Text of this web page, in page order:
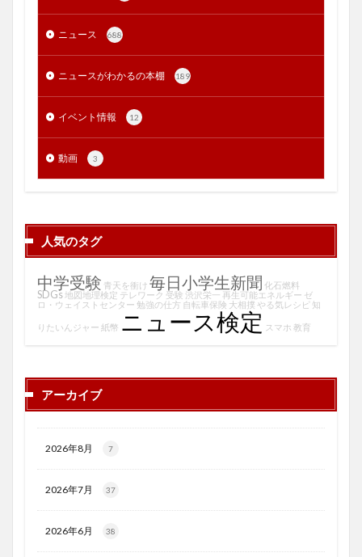
ニュース 688
ニュースがわかるの本棚 189
イベント情報 12
動画 3
人気のタグ
中学受験 青天を衝け 毎日小学生新聞 化石燃料
SDGs 地図地理検定 テレワーク 受験 渋沢栄一 再生可能エネルギー ゼ
ロ・ウェイストセンター 勉強の仕方 自転車保険 大相撲 やる気レシピ 知
りたいんジャー 紙幣 ニュース検定 スマホ 教育
アーカイブ
2026年8月 7
2026年7月 37
2026年6月 38